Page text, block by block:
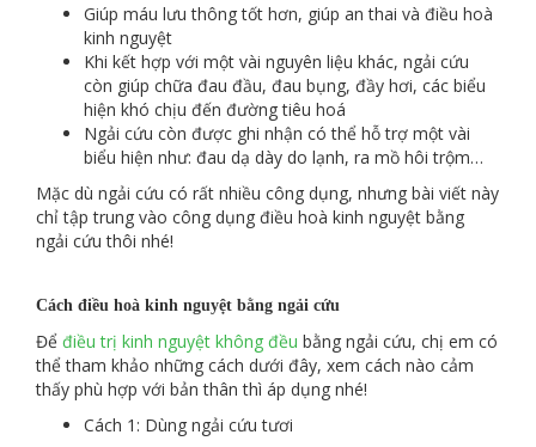
Giúp máu lưu thông tốt hơn, giúp an thai và điều hoà
kinh nguyệt
Khi kết hợp với một vài nguyên liệu khác, ngải cứu
còn giúp chữa đau đầu, đau bụng, đầy hơi, các biểu
hiện khó chịu đến đường tiêu hoá
Ngải cứu còn được ghi nhận có thể hỗ trợ một vài
biểu hiện như: đau dạ dày do lạnh, ra mồ hôi trộm…
Mặc dù ngải cứu có rất nhiều công dụng, nhưng bài viết này
chỉ tập trung vào công dụng điều hoà kinh nguyệt bằng
ngải cứu thôi nhé!
Cách điều hoà kinh nguyệt bằng ngải cứu
Để điều trị kinh nguyệt không đều bằng ngải cứu, chị em có
thể tham khảo những cách dưới đây, xem cách nào cảm
thấy phù hợp với bản thân thì áp dụng nhé!
Cách 1: Dùng ngải cứu tươi